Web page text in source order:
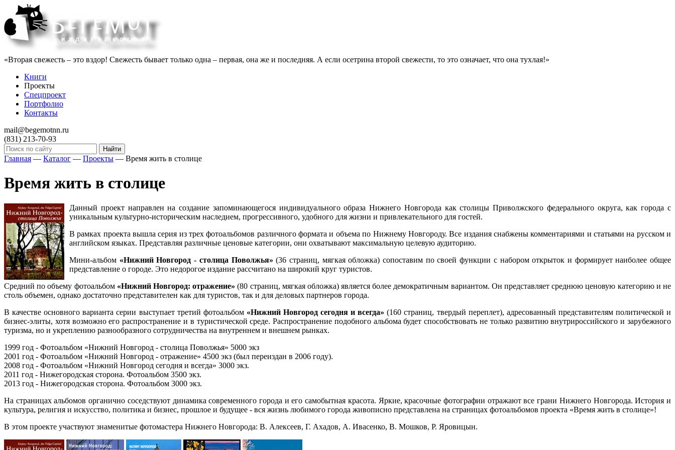
«Вторая свежесть – это вздор! Свежесть бывает только одна – первая, она же и последняя. А если осетрина второй свежести, то это означает, что она тухлая!»
Книги
Проекты
Спецпроект
Портфолио
Контакты
mail@begemotnn.ru
(831) 213-70-93
Главная — Каталог — Проекты — Время жить в столице
Время жить в столице
Данный проект направлен на создание запоминающегося индивидуального образа Нижнего Новгорода как столицы Приволжского федерального округа, как города с
уникальным культурно-историческим наследием, прогрессивного, удобного для жизни и привлекательного для гостей.
В рамках проекта вышла серия из трех фотоальбомов различного формата и объема по Нижнему Новгороду. Все издания снабжены комментариями и статьями на русском и
английском языках. Представляя различные ценовые категории, они охватывают максимальную целевую аудиторию.
Мини-альбом «Нижний Новгород - столица Поволжья» (36 страниц, мягкая обложка) сопоставим по своей функции с набором открыток и формирует наиболее общее
представление о городе. Это недорогое издание рассчитано на широкий круг туристов.
Средний по объему фотоальбом «Нижний Новгород: отражение» (80 страниц, мягкая обложка) является более демократичным вариантом. Он представляет среднюю ценовую категорию и не
столь объемен, однако достаточно представителен как для туристов, так и для деловых партнеров города.
В качестве основного варианта серии выступает третий фотоальбом «Нижний Новгород сегодня и всегда» (160 страниц, твердый переплет), адресованный представителям политической и
бизнес-элиты, хотя возможно его распространение и в туристической среде. Распространение подобного альбома будет способствовать не только развитию внутрироссийского и зарубежного
туризма, но и укреплению разнообразного сотрудничества на внутреннем и внешнем рынках.
1999 год - Фотоальбом «Нижний Новгород - столица Поволжья» 5000 экз
2001 год - Фотоальбом «Нижний Новгород - отражение» 4500 экз (был переиздан в 2006 году).
2008 год - Фотоальбом «Нижний Новгород сегодня и всегда» 3000 экз.
2011 год - Нижегородская сторона. Фотоальбом 3500 экз.
2013 год - Нижегородская сторона. Фотоальбом 3000 экз.
На страницах альбомов органично соседствуют динамика современного города и его самобытная красота. Яркие, красочные фотографии отражают все грани Нижнего Новгорода. История и
культура, религия и искусство, политика и бизнес, прошлое и будущее - вся жизнь любимого города живописно представлена на страницах фотоальбомов проекта «Время жить в столице»!
В этом проекте участвуют знаменитые фотомастера Нижнего Новгорода: В. Алексеев, Г. Ахадов, А. Ивасенко, В. Мошков, Р. Яровицын.